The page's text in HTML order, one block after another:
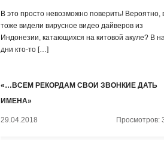
В это просто невозможно поверить! Вероятно,
тоже видели вирусное видео дайверов из
Индонезии, катающихся на китовой акуле? В
дни кто-то […]
«…ВСЕМ РЕКОРДАМ СВОИ ЗВОНКИЕ ДАТЬ
ИМЕНА»
29.04.2018 Просмотров: